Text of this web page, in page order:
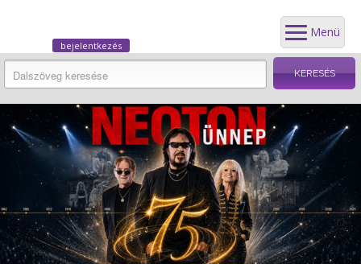
Menü
bejelentkezés